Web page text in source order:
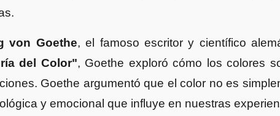
von Goethe, el famoso escritor y científico
del Color", Goethe exploró cómo los colores
Goethe argumentó que el color no es
y emocional que influye en nuestras